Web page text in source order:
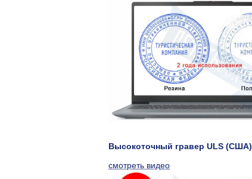
Высокоточный гравер ULS (США)
смотреть видео